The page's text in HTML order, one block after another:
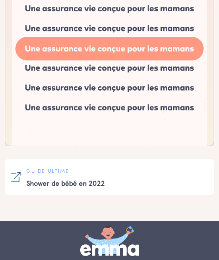
GUIDE ULTIME
Shower de bébé en 2022